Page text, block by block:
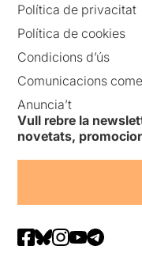
Política de privacitat
Política de cookies
Condicions d’ús
Comunicacions
Anuncia’t
Vull rebre la
novetats,